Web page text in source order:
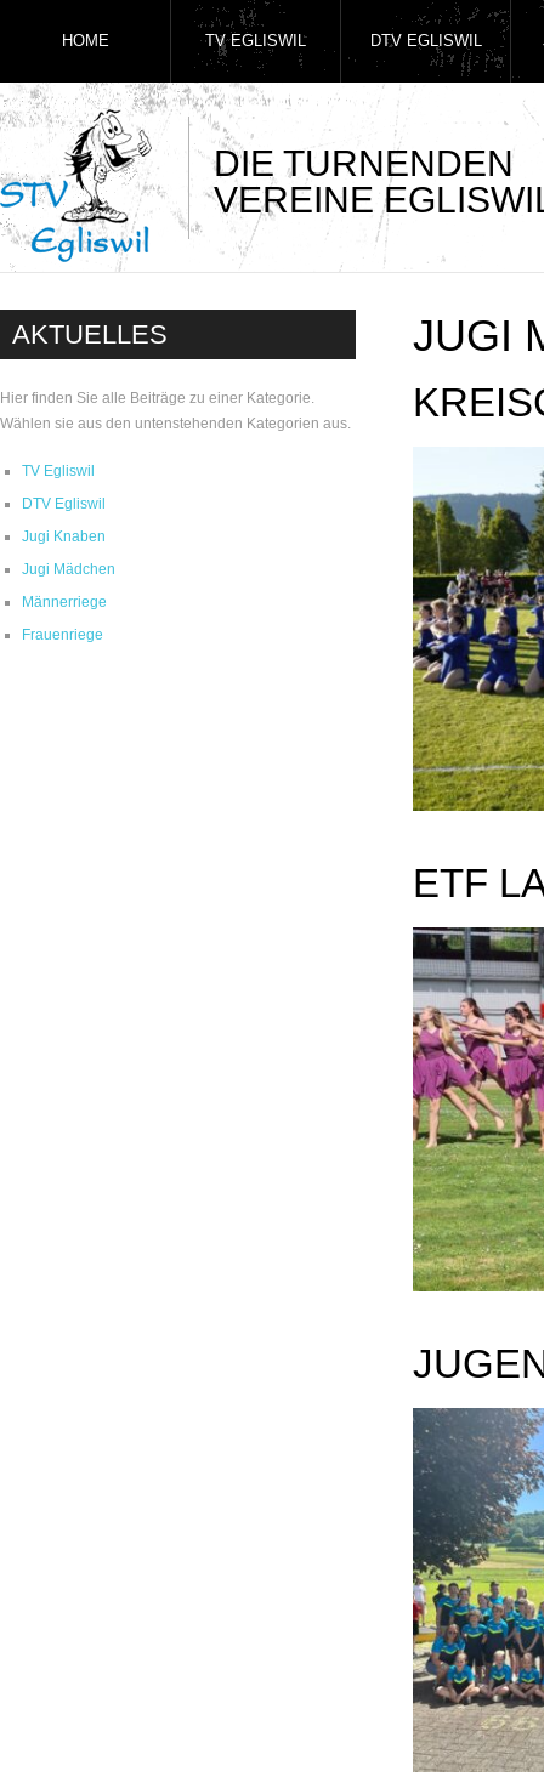
DIE TURNENDEN
VEREINE
HOME TV EGLISWIL DTV EGLISWIL
AKTUELLES
Hier finden Sie alle Beiträge zu einer Kategorie.
Wählen sie aus den untenstehenden Kategorien aus.
TV Egliswil
DTV Egliswil
Jugi Knaben
Jugi Mädchen
Männerriege
Frauenriege
JUGI
ETF